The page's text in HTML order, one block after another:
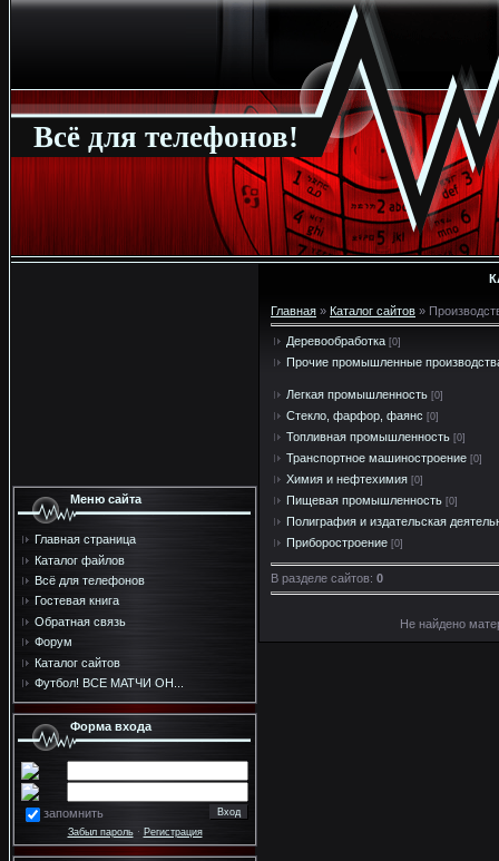
Всё для телефонов!
Меню сайта
Главная страница
Каталог файлов
Всё для телефонов
Гостевая книга
Обратная связь
Форум
Каталог сайтов
Футбол! ВСЕ МАТЧИ ОН...
Форма входа
запомнить
Забыл пароль· Регистрация
Главная » Каталог сайтов »
Деревообработка [0]
Прочие промышленные
Легкая промышленность [0]
Стекло, фарфор, фаянс [0]
Топливная промышленность [0]
Транспортное машиностроение [0]
Химия и нефтехимия [0]
Пищевая промышленность [0]
Полиграфия и издательская
Приборостроение [0]
В разделе сайтов: 0
Не найдено